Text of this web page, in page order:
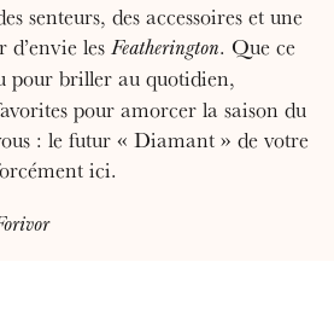
senteurs, des accessoires et une
les Featherington. Que ce
pour briller au quotidien,
pour amorcer la saison du
: le futur « Diamant » de votre
ici.